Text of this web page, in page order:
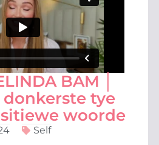
BAM │
tye
woorde
Self